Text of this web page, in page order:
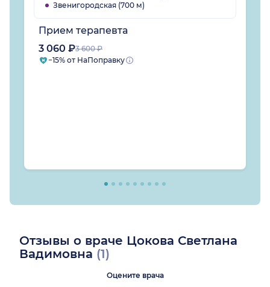
Звенигородская (700 м)
Прием терапевта
3 060 ₽3 600 ₽
−15% от НаПоправку
Отзывы о враче Цокова Светлана
Вадимовна (1)
Оцените врача